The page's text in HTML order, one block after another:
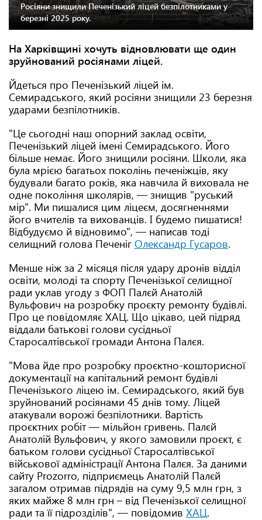
Росіяни знищили Печенізький ліцей безпілотниками у
березні 2025 року.
На Харківщині хочуть відновлювати ще один
зруйнований росіянами ліцей.
Йдеться про Печенізький ліцей ім.
Семирадського, який росіяни знищили 23 березня
ударами безпілотників.
"Це сьогодні наш опорний заклад освіти,
Печенізький ліцей імені Семирадського. Його
більше немає. Його знищили росіяни. Школи, яка
була мрією багатьох поколінь печеніжців, яку
будували багато років, яка навчила й виховала не
одне покоління школярів, — знищив "руський
мір". Ми пишалися цим ліцеєм, досягненнями
його вчителів та вихованців. І будемо пишатися!
Відбудуємо й відновимо", — написав тоді
селищний голова Печеніг Олександр Гусаров.
Менше ніж за 2 місяця після удару дронів відділ
освіти, молоді та спорту Печенізької селищної
ради уклав угоду з ФОП Палєй Анатолій
Вульфович на розробку проєкту ремонту будівлі.
Про це повідомляє ХАЦ. Що цікаво, цей підряд
віддали батькові голови сусідньої
Старосалтівської громади Антона Палєя.
"Мова йде про розробку проєктно-кошторисної
документації на капітальний ремонт будівлі
Печенізького ліцею ім. Семирадського, який був
зруйнований росіянами 45 днів тому. Ліцей
атакували ворожі безпілотники. Вартість
проєктних робіт — мільйон гривень. Палєй
Анатолій Вульфович, у якого замовили проєкт, є
батьком голови сусідньої Старосалтівської
військової адміністрації Антона Палєя. За даними
сайту Prozorro, підприємець Анатолій Палєй
загалом отримав підрядів на суму 9,5 млн грн, з
яких майже 8 млн грн – від Печенізької селищної
ради та її підрозділів", — повідомив ХАЦ.